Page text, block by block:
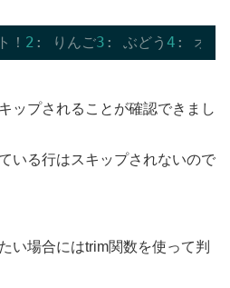
！ 2 : りんご3 : ぶどう 4
ップされることが確認できまし
いる行はスキップされないので
い場合にはtrim関数を使って判